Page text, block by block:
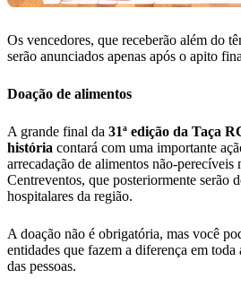
Os vencedores, que receberão além do
serão anunciados apenas após o apito
Doação de alimentos
A grande final da 31ª edição da Taça
história contará com uma importante
arrecadação de alimentos não-perecíveis
Centreventos, que posteriormente serão
hospitalares da região.
A doação não é obrigatória, mas você
entidades que fazem a diferença em
das pessoas.